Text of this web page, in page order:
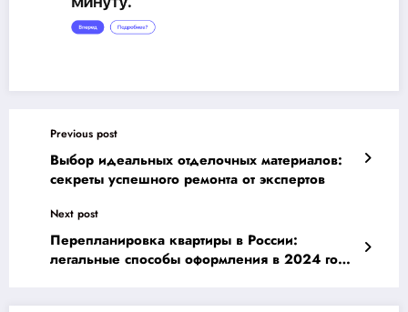
Previous post
Выбор идеальных отделочных материалов:
секреты успешного ремонта от экспертов
Next post
Перепланировка квартиры в России:
легальные способы оформления в 2024 году